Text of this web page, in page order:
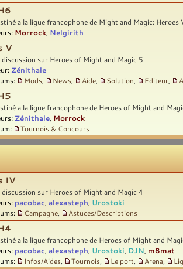
a la ligue francophone de Might and Magic: Heroes
Morrock Nelgirith
V
discussion sur Heroes of Might and Magic 5
Zénithale
Mods News Aide Solution Editeur
a la ligue francophone de Heroes of Might and
Zénithale Morrock
Tournois & Concours
IV
discussion sur Heroes of Might and Magic 4
pacobac alexasteph Urostoki
Campagne Astuces/Descriptions
a la ligue francophone de Heroes of Might and
pacobac alexasteph Urostoki DJN m8mat
Infos/Aides Tournois Le port Arena